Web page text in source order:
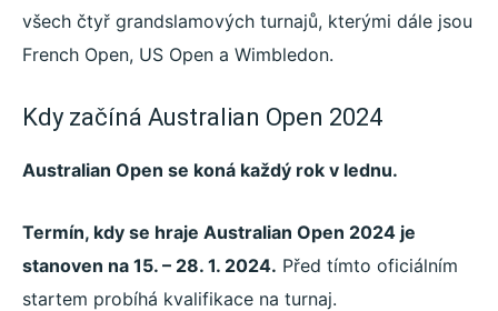
všech čtyř grandslamových turnajů, kterými dále jsou
French Open, US Open a Wimbledon.
Kdy začíná Australian Open 2024
Australian Open se koná každý rok v lednu.
Termín, kdy se hraje Australian Open 2024 je
stanoven na 15. – 28. 1. 2024. Před tímto oficiálním
startem probíhá kvalifikace na turnaj.